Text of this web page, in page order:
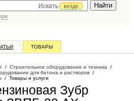
Искать
везде
ТОВАРЫ
/ Строительное оборудование и техника /
для бетона и растворов /
/ Товары и услуги
Зубр